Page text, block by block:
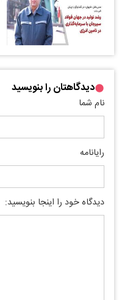
دیدگاهتان را بنویسید
نام شما
رایانامه
دیدگاه خود را اینجا بنویسید: